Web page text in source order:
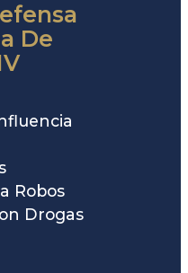
De
Robos
Drogas